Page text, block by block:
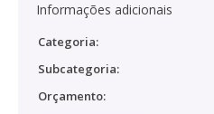
Informações adicionais
Categoria:
Subcategoria:
Orçamento: